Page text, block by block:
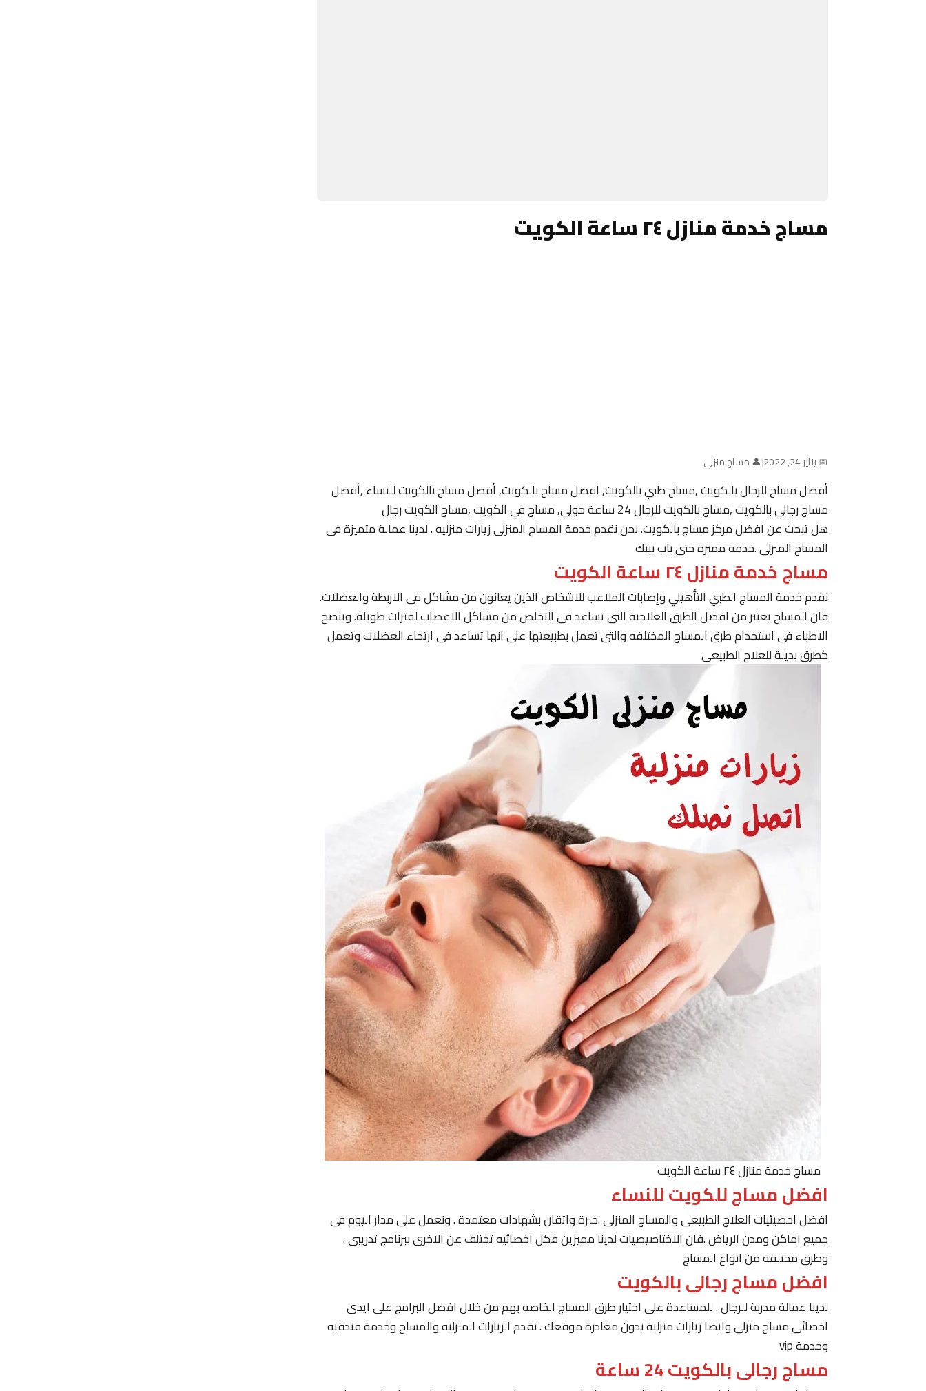
مساج خدمة منازل ٢٤ ساعة الكويت
📅 يناير 24, 2022 |👤 مساج منزلي
أفضل مساج للرجال بالكويت ,مساج طبي بالكويت, افضل مساج بالكويت, أفضل مساج بالكويت للنساء ,أفضل
مساج رجالي بالكويت ,مساج بالكويت للرجال 24 ساعة حولي, مساج في الكويت ,مساج الكويت رجال
هل تبحث عن افضل مركز مساج بالكويت. نحن نقدم خدمة المساج المنزلى زيارات منزليه . لدينا عمالة متميزة فى
المساج المنزلى .خدمة مميزة حتى باب بيتك
مساج خدمة منازل ٢٤ ساعة الكويت
نقدم خدمة المساج الطبي التأهيلي وإصابات الملاعب للاشخاص الذين يعانون من مشاكل فى الاربطة والعضلات.
فان المساج يعتبر من افضل الطرق العلاجية التى تساعد فى التخلص من مشاكل الاعصاب لفترات طويلة. وينصح
الاطباء فى استخدام طرق المساج المختلفه والتى تعمل بطبيعتها على انها تساعد فى ارتخاء العضلات وتعمل
كطرق بديلة للعلاج الطبيعى
مساج خدمة منازل ٢٤ ساعة الكويت
افضل مساج للكويت للنساء
افضل اخصيئيات العلاج الطبيعى والمساج المنزلى .خبرة واتقان بشهادات معتمدة . ونعمل على مدار اليوم فى
جميع اماكن ومدن الرياض .فان الاختاصيصيات لدينا مميزين فكل اخصائيه تختلف عن الاخرى ببرنامج تدريبى .
وطرق مختلفة من انواع المساج
افضل مساج رجالى بالكويت
لدينا عمالة مدربة للرجال . للمساعدة على اختيار طرق المساج الخاصه بهم من خلال افضل البرامج على ايدى
اخصائى مساج منزلى وايضا زيارات منزلية بدون مغادرة موقعك . نقدم الزيارات المنزليه والمساج وخدمة فندقيه
وخدمة vip
مساج رجالى بالكويت 24 ساعة